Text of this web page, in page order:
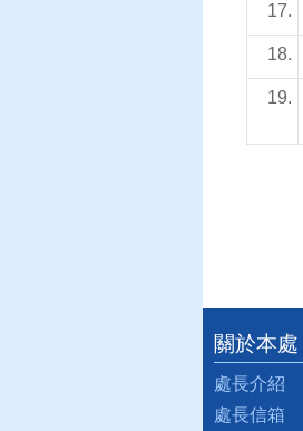
17.
18.
19.
:::
關於本處
處長介紹
處長信箱